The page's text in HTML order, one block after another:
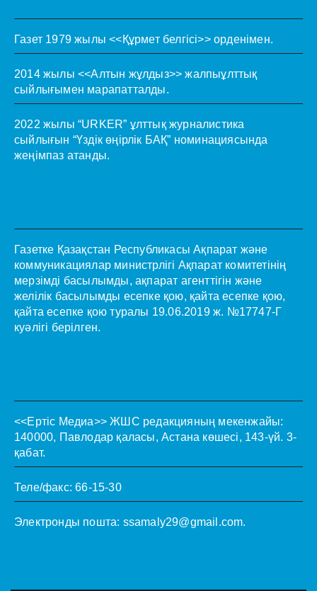
Газет 1979 жылы <<Құрмет белгісі>> орденімен.
2014 жылы <<Алтын жұлдыз>> жалпыұлттық
сыйлығымен марапатталды.
2022 жылы “URKER” ұлттық журналистика
сыйлығын “Үздік өңірлік БАҚ” номинациясында
жеңімпаз атанды.
Газетке Қазақстан Республикасы Ақпарат және
коммуникациялар министрлігі Ақпарат комитетінің
мерзімді басылымды, ақпарат агенттігін және
желілік басылымды есепке қою, қайта есепке қою,
қайта есепке қою туралы 19.06.2019 ж. №17747-Г
куәлігі берілген.
<<Ертіс Медиа>> ЖШС редакцияның мекенжайы:
140000, Павлодар қаласы, Астана көшесі, 143-үй. 3-
қабат.
Теле/факс: 66-15-30
Электронды пошта: ssamaly29@gmail.com.